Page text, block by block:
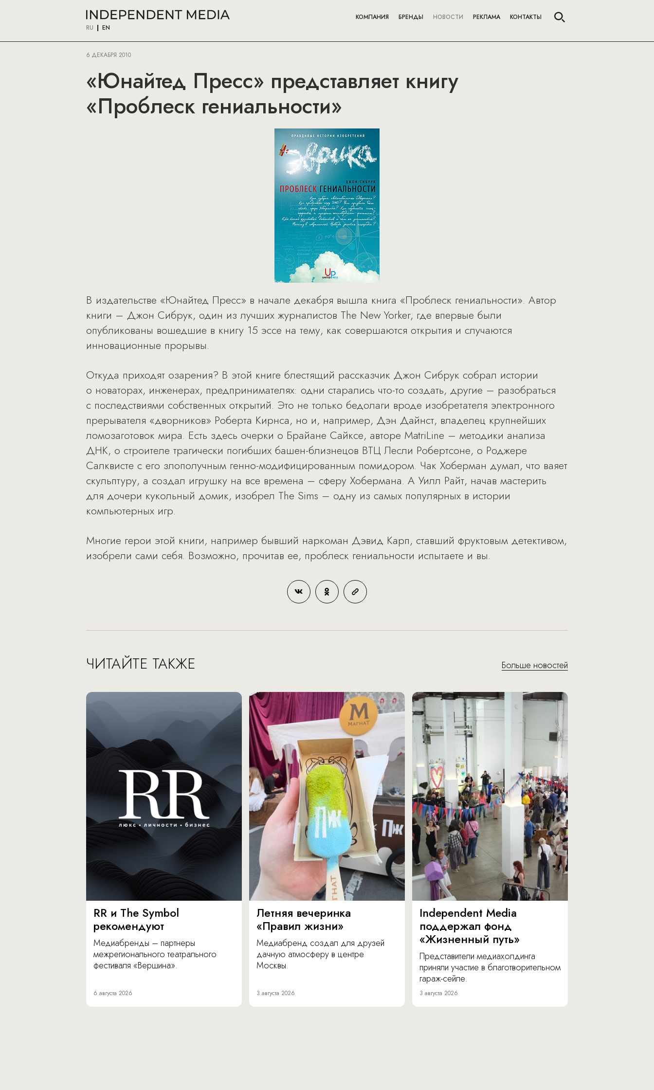
RU EN
КОМПАНИЯ БРЕНДЫ НОВОСТИ РЕКЛАМА КОНТАКТЫ
6 ДЕКАБРЯ 2010
«Юнайтед Пресс» представляет книгу
«Проблеск гениальности»
В издательстве «Юнайтед Пресс» в начале декабря вышла книга «Проблеск гениальности». Автор
книги – Джон Сибрук, один из лучших журналистов The New Yorker, где впервые были
опубликованы вошедшие в книгу 15 эссе на тему, как совершаются открытия и случаются
инновационные прорывы.
Откуда приходят озарения? В этой книге блестящий рассказчик Джон Сибрук собрал истории
о новаторах, инженерах, предпринимателях: одни старались что-то создать, другие – разобраться
с последствиями собственных открытий. Это не только бедолаги вроде изобретателя электронного
прерывателя «дворников» Роберта Кирнса, но и, например, Дэн Дайнст, владелец крупнейших
ломозаготовок мира. Есть здесь очерки о Брайане Сайксе, авторе MatriLine – методики анализа
ДНК, о строителе трагически погибших башен-близнецов ВТЦ Лесли Робертсоне, о Роджере
Салквисте с его злополучным генно-модифицированным помидором. Чак Хоберман думал, что ваяет
скульптуру, а создал игрушку на все времена – сферу Хобермана. А Уилл Райт, начав мастерить
для дочери кукольный домик, изобрел The Sims – одну из самых популярных в истории
компьютерных игр.
Многие герои этой книги, например бывший наркоман Дэвид Карп, ставший фруктовым детективом,
изобрели сами себя. Возможно, прочитав ее, проблеск гениальности испытаете и вы.
ЧИТАЙТЕ ТАКЖЕ Больше новостей
RR и The Symbol
рекомендуют
Медиабренды – партнеры
межрегионального театрального
фестиваля «Вершина».
6 августа 2026
Летняя вечеринка
«Правил жизни»
Медиабренд создал для друзей
дачную атмосферу в центре
Москвы.
3 августа 2026
Independent Media
поддержал фонд
«Жизненный путь»
Представители медиахолдинга
приняли участие в благотворительном
гараж-сейле.
3 августа 2026